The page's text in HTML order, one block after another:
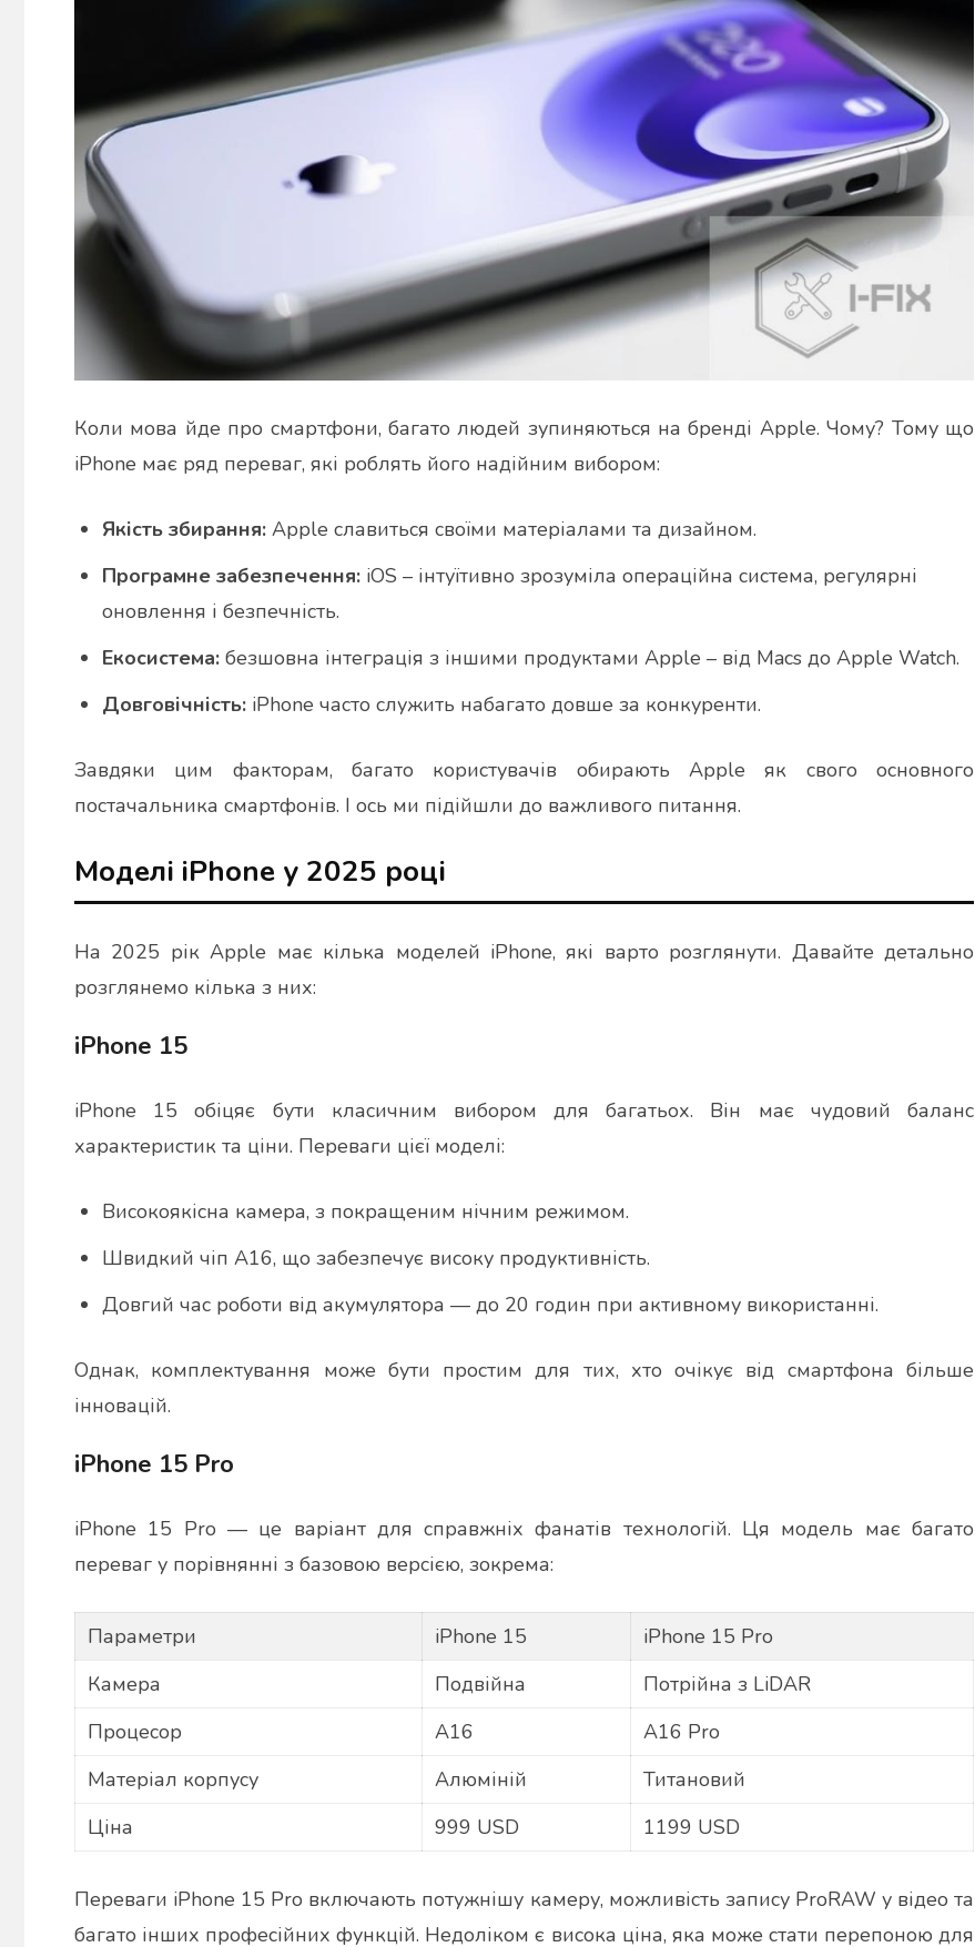
Коли мова йде про смартфони, багато людей зупиняються на бренді Apple. Чому? Тому що
iPhone має ряд переваг, які роблять його надійним вибором:
Якість збирання: Apple славиться своїми матеріалами та дизайном.
Програмне забезпечення: iOS – інтуїтивно зрозуміла операційна система, регулярні
оновлення і безпечність.
Екосистема: безшовна інтеграція з іншими продуктами Apple – від Macs до Apple Watch.
Довговічність: iPhone часто служить набагато довше за конкуренти.
Завдяки цим факторам, багато користувачів обирають Apple як свого основного
постачальника смартфонів. І ось ми підійшли до важливого питання.
Моделі iPhone у 2025 році
На 2025 рік Apple має кілька моделей iPhone, які варто розглянути. Давайте детально
розглянемо кілька з них:
iPhone 15
iPhone 15 обіцяє бути класичним вибором для багатьох. Він має чудовий баланс
характеристик та ціни. Переваги цієї моделі:
Високоякісна камера, з покращеним нічним режимом.
Швидкий чіп A16, що забезпечує високу продуктивність.
Довгий час роботи від акумулятора — до 20 годин при активному використанні.
Однак, комплектування може бути простим для тих, хто очікує від смартфона більше
інновацій.
iPhone 15 Pro
iPhone 15 Pro — це варіант для справжніх фанатів технологій. Ця модель має багато
переваг у порівнянні з базовою версією, зокрема:
Параметри iPhone 15
iPhone 15 Pro
Камера
Подвійна
Потрійна з LiDAR
Процесор
A16
A16 Pro
Матеріал корпусу
Алюміній
Титановий
Ціна
999 USD 1199 USD
Переваги iPhone 15 Pro включають потужнішу камеру, можливість запису ProRAW у відео та
багато інших професійних функцій. Недоліком є висока ціна, яка може стати перепоною для